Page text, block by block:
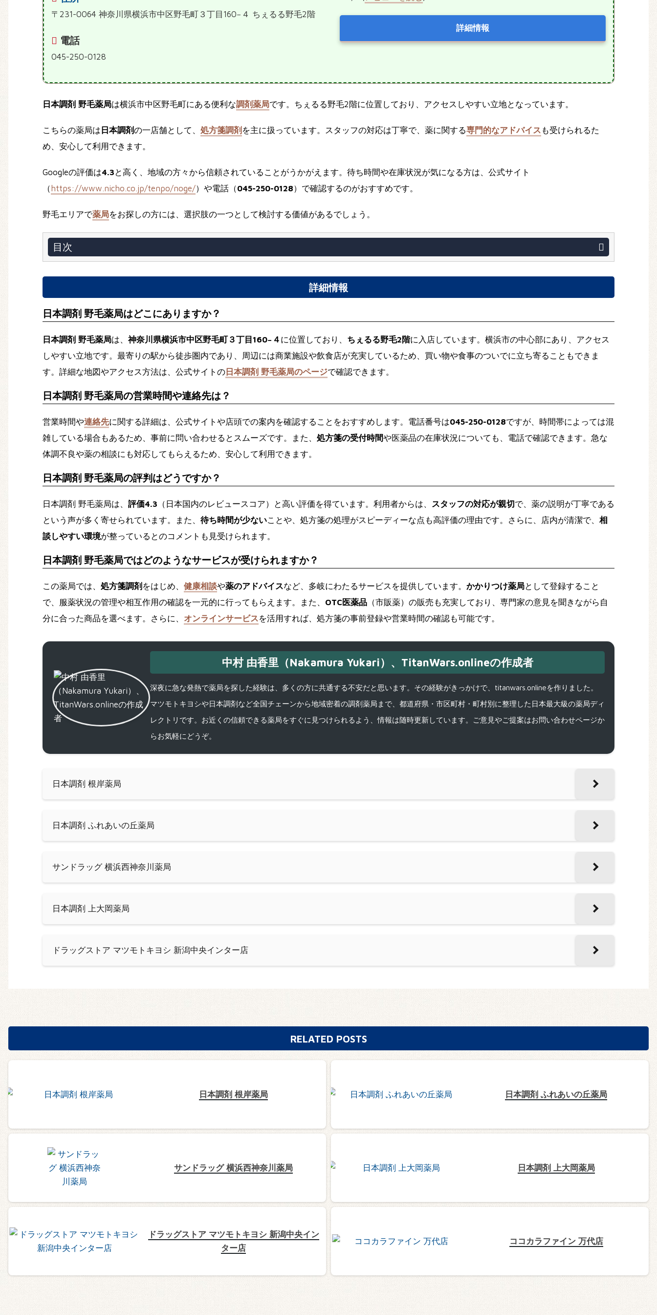
〒231-0064 神奈川県横浜市中区野毛町３丁目160−４ ちぇるる野毛2階
電話
045-250-0128
詳細情報
日本調剤 野毛薬局は横浜市中区野毛町にある便利な調剤薬局です。ちぇるる野毛2階に位置しており、アクセスしやすい立地となっています。
こちらの薬局は日本調剤の一店舗として、 処方箋調剤 を主に扱っています。スタッフの対応は丁寧で、薬に関する専門的なアドバイス も受けられるた
め、安心して利用できます。
Googleの評価は4.3 と高く、地域の方々から信頼されていることがうかがえます。待ち時間や在庫状況が気になる方は、公式サイト
（https://www.nicho.co.jp/tenpo/noge/）や電話（045-250-0128）で確認するのがおすすめです。
野毛エリアで薬局をお探しの方には、選択肢の一つとして検討する価値があるでしょう。
目次
詳細情報
日本調剤 野毛薬局はどこにありますか？
日本調剤 野毛薬局は、神奈川県横浜市中区野毛町３丁目160−４ に位置しており、 ちぇるる野毛2階に入店しています。横浜市の中心部にあり、アクセス
しやすい立地です。最寄りの駅から徒歩圏内であり、周辺には商業施設や飲食店が充実しているため、買い物や食事のついでに立ち寄ることもできま
す。詳細な地図やアクセス方法は、公式サイトの日本調剤 野毛薬局のページで確認できます。
日本調剤 野毛薬局の営業時間や連絡先は？
営業時間や連絡先に関する詳細は、公式サイトや店頭での案内を確認することをおすすめします。電話番号は045-250-0128ですが、時間帯によっては混
雑している場合もあるため、事前に問い合わせるとスムーズです。また、 処方箋の受付時間や医薬品の在庫状況についても、電話で確認できます。急な
体調不良や薬の相談にも対応してもらえるため、安心して利用できます。
日本調剤 野毛薬局の評判はどうですか？
日本調剤 野毛薬局は、 評価4.3 （日本国内のレビュースコア）と高い評価を得ています。利用者からは、 スタッフの対応が親切で、薬の説明が丁寧である
という声が多く寄せられています。また、 待ち時間が少ないことや、処方箋の処理がスピーディーな点も高評価の理由です。さらに、店内が清潔で、 相
談しやすい環境が整っているとのコメントも見受けられます。
日本調剤 野毛薬局ではどのようなサービスが受けられますか？
この薬局では、 処方箋調剤 をはじめ、 健康相談や薬のアドバイスなど、多岐にわたるサービスを提供しています。 かかりつけ薬局として登録すること
で、服薬状況の管理や相互作用の確認を一元的に行ってもらえます。また、 OTC医薬品 （市販薬）の販売も充実しており、専門家の意見を聞きながら自
分に合った商品を選べます。さらに、 オンラインサービスを活用すれば、処方箋の事前登録や営業時間の確認も可能です。
中村 由香里（Nakamura Yukari）、TitanWars.onlineの作成者
深夜に急な発熱で薬局を探した経験は、多くの方に共通する不安だと思います。その経験がきっかけで、titanwars.onlineを作りました。
マツモトキヨシや日本調剤など全国チェーンから地域密着の調剤薬局まで、都道府県・市区町村・町村別に整理した日本最大級の薬局ディ
レクトリです。お近くの信頼できる薬局をすぐに見つけられるよう、情報は随時更新しています。ご意見やご提案はお問い合わせページか
らお気軽にどうぞ。
日本調剤 根岸薬局
日本調剤 ふれあいの丘薬局
サンドラッグ 横浜西神奈川薬局
日本調剤 上大岡薬局
ドラッグストア マツモトキヨシ 新潟中央インター店
RELATED POSTS
日本調剤 根岸薬局 日本調剤 ふれあいの丘薬局
サンドラッグ 横浜西神奈川薬局 日本調剤 上大岡薬局
ドラッグストア マツモトキヨシ 新潟中央イン
ター店
ココカラファイン 万代店